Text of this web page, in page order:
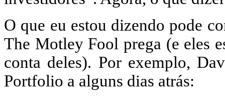
O que eu estou dizendo pode
The Motley Fool prega (e eles
conta deles). Por exemplo,
Portfolio a alguns dias atrás: